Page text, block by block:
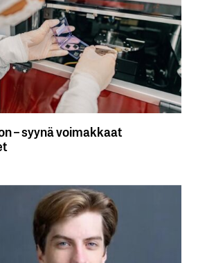
– syynä voimakkaat